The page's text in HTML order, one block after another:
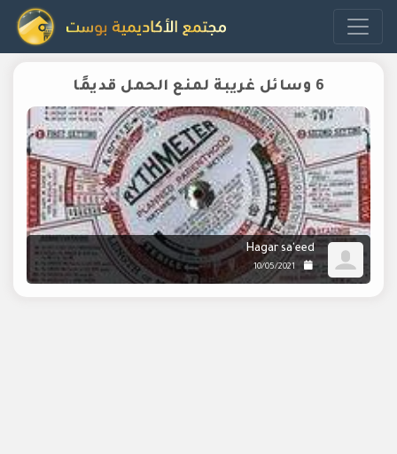
6 وسائل غريبة لمنع الحمل قديمًا
Hagar sa'eed
10/05/2021